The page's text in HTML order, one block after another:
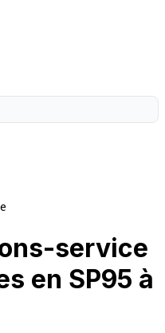
service
en SP95 à